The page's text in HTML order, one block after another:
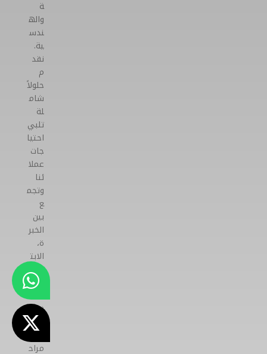
ة
واله
ندس
ية.
نقد
م
حلولاً
شام
لة
تلبي
احتيا
جات
عملا
ئنا
وتجم
ع
بين
الخبر
ة،
الابت
كار،
والد
في
جمي
ع
مراح